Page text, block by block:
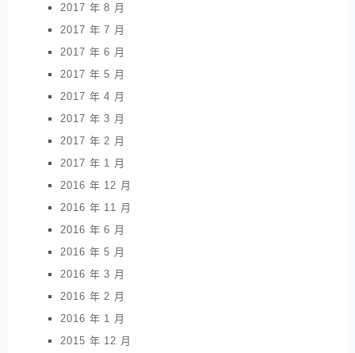
2017 年 8 月
2017 年 7 月
2017 年 6 月
2017 年 5 月
2017 年 4 月
2017 年 3 月
2017 年 2 月
2017 年 1 月
2016 年 12 月
2016 年 11 月
2016 年 6 月
2016 年 5 月
2016 年 3 月
2016 年 2 月
2016 年 1 月
2015 年 12 月